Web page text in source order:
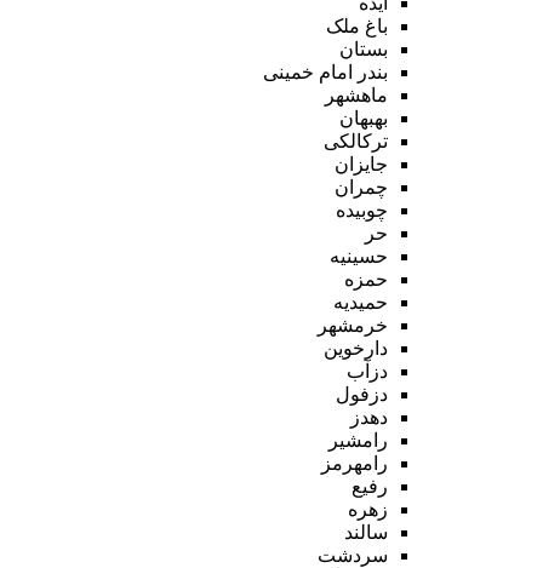
باغ ملک
بستان
بندر امام خمینی
ماهشهر
بهبهان
ترکالکی
جایزان
چمران
چوبیده
حر
حسینیه
حمزه
حمیدیه
خرمشهر
دارخوین
دزآب
دزفول
دهدز
رامشیر
رامهرمز
رفیع
زهره
سالند
سردشت